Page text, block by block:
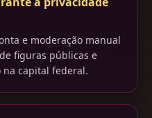
e moderação manual
figuras públicas e
na capital federal.